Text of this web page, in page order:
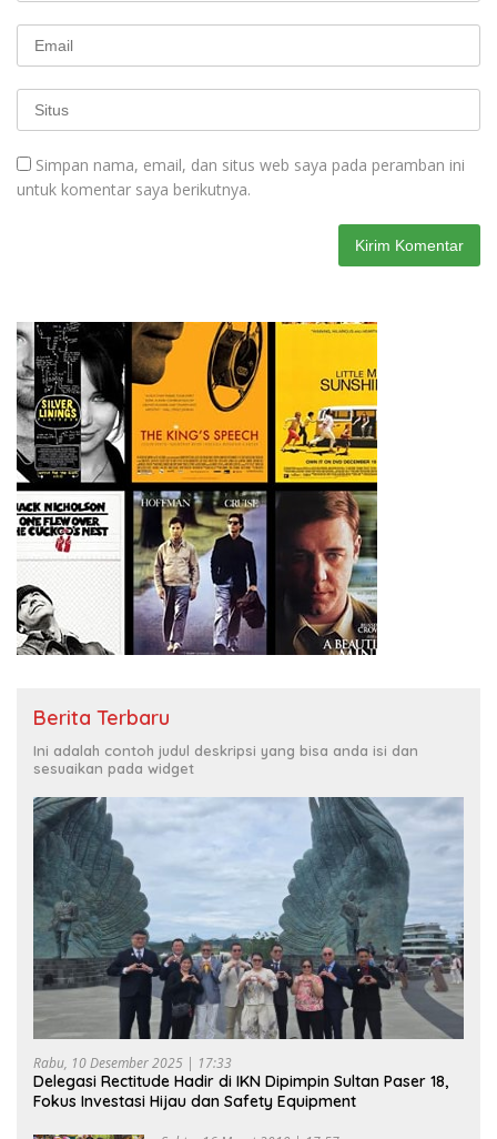
Simpan nama, email, dan situs web saya pada peramban ini
untuk komentar saya berikutnya.
Berita Terbaru
Ini adalah contoh judul deskripsi yang bisa anda isi dan
sesuaikan pada widget
Rabu, 10 Desember 2025 | 17:33
Delegasi Rectitude Hadir di IKN Dipimpin Sultan Paser 18,
Fokus Investasi Hijau dan Safety Equipment